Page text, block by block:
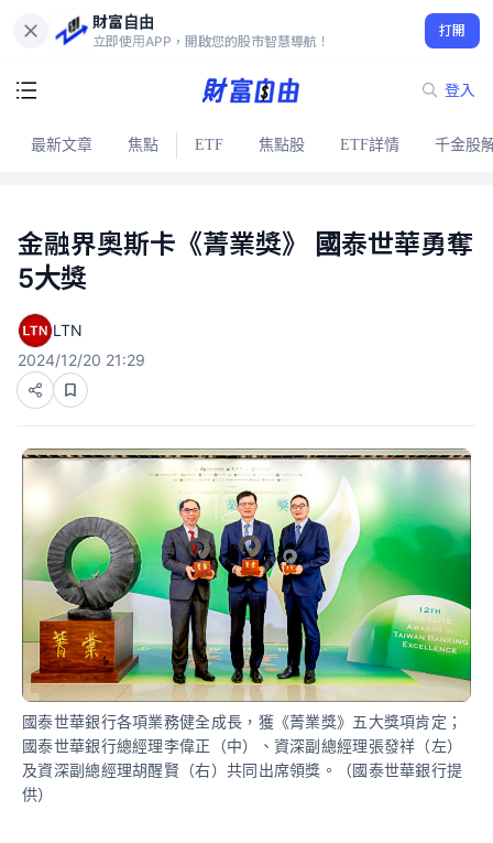
財富自由
立即使用APP，開啟您的股市智慧導航！
打開
登入
最新文章 焦點 ETF 焦點股 ETF詳情 千金股
金融界奧斯卡《菁業獎》 國泰世華勇奪
5大獎
LTN
2024/12/20 21:29
國泰世華銀行各項業務健全成長，獲《菁業獎》五大獎項肯定；
國泰世華銀行總經理李偉正（中）、資深副總經理張發祥（左）
及資深副總經理胡醒賢（右）共同出席領獎。（國泰世華銀行提
供）